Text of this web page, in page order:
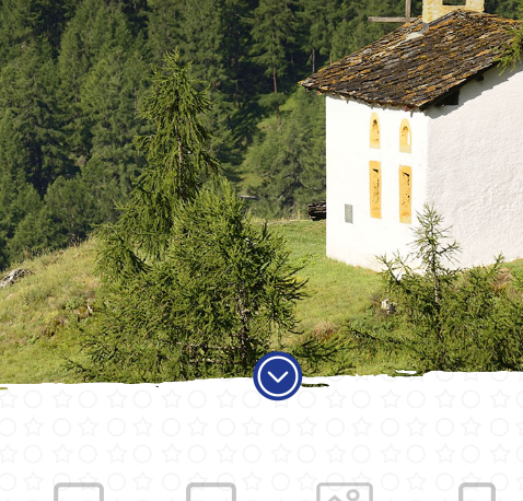
ADMINISTRATION
Autorités
Services communaux
Finances et fiscalité
Votations et élections
Publications
VIE
Objets
Carte
Sociétés
PRATIQUE
Energie